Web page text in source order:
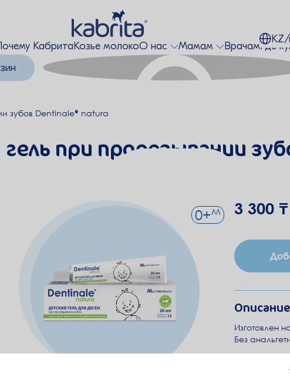
КабритаКозье молокоО нас Мамам ВрачамГде
KZ/
зубов Dentinale® natura
при прорезывании
0+м 3 300 ₸
Изготовлен
Без